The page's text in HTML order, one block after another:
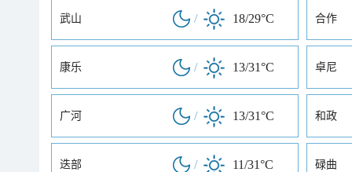
武山 / 18/29°C 合作
康乐 / 13/31°C 卓尼
广河 / 13/31°C 和政
迭部 / 11/31°C 碌曲